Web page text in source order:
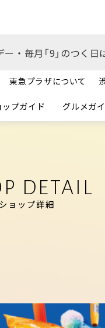
・毎月「9」のつく日
東急プラザについて
ップガイド グルメガ
DETAIL
ショップ詳細